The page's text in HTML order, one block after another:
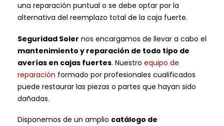
una reparación puntual o se debe optar por la
alternativa del reemplazo total de la caja fuerte.
Seguridad Soler nos encargamos de llevar a cabo el
mantenimiento y reparación de todo tipo de
averías en cajas fuertes. Nuestro equipo de
reparación formado por profesionales cualificados
puede restaurar las piezas o partes que hayan sido
dañadas.
Disponemos de un amplio catálogo de